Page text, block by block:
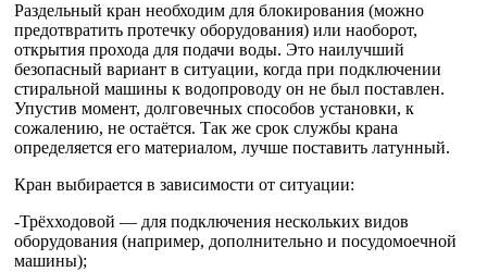
Раздельный кран необходим для блокирования (можно
предотвратить протечку оборудования) или наоборот,
открытия прохода для подачи воды. Это наилучший
безопасный вариант в ситуации, когда при подключении
стиральной машины к водопроводу он не был поставлен.
Упустив момент, долговечных способов установки, к
сожалению, не остаётся. Так же срок службы крана
определяется его материалом, лучше поставить латунный.
Кран выбирается в зависимости от ситуации:
-Трёхходовой — для подключения нескольких видов
оборудования (например, дополнительно и посудомоечной
машины);